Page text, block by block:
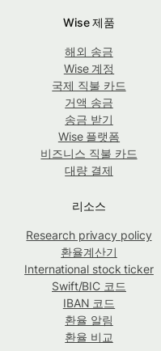
Wise 제품
해외 송금
Wise 계정
국제 직불 카드
거액 송금
송금 받기
Wise 플랫폼
비즈니스 직불 카드
대량 결제
리소스
Research privacy policy
환율계산기
International stock ticker
Swift/BIC 코드
IBAN 코드
환율 알림
환율 비교